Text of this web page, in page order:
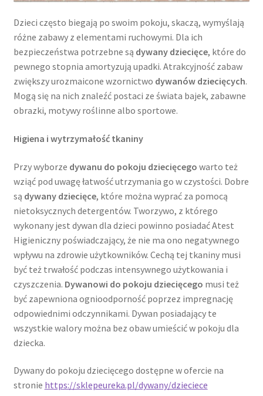
Dzieci często biegają po swoim pokoju, skaczą, wymyślają
różne zabawy z elementami ruchowymi. Dla ich
bezpieczeństwa potrzebne są dywany dziecięce, które do
pewnego stopnia amortyzują upadki. Atrakcyjność zabaw
zwiększy urozmaicone wzornictwo dywanów dziecięcych.
Mogą się na nich znaleźć postaci ze świata bajek, zabawne
obrazki, motywy roślinne albo sportowe.
Higiena i wytrzymałość tkaniny
Przy wyborze dywanu do pokoju dziecięcego warto też
wziąć pod uwagę łatwość utrzymania go w czystości. Dobre
są dywany dziecięce, które można wyprać za pomocą
nietoksycznych detergentów. Tworzywo, z którego
wykonany jest dywan dla dzieci powinno posiadać Atest
Higieniczny poświadczający, że nie ma ono negatywnego
wpływu na zdrowie użytkowników. Cechą tej tkaniny musi
być też trwałość podczas intensywnego użytkowania i
czyszczenia. Dywanowi do pokoju dziecięcego musi też
być zapewniona ognioodporność poprzez impregnację
odpowiednimi odczynnikami. Dywan posiadający te
wszystkie walory można bez obaw umieścić w pokoju dla
dziecka.
Dywany do pokoju dziecięcego dostępne w ofercie na
stronie https://sklepeureka.pl/dywany/dzieciece